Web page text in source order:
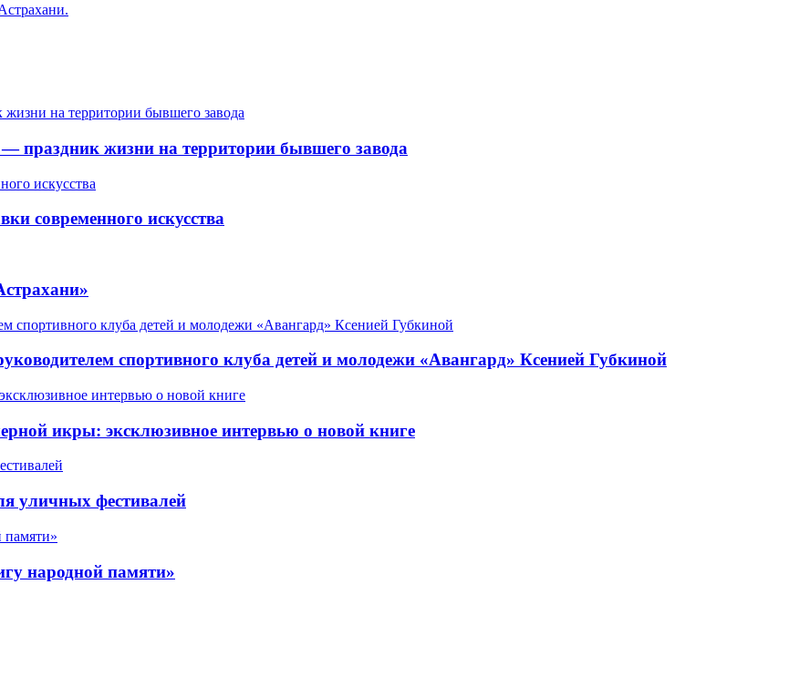
жизни на территории бывшего завода
современного искусства
спортивного клуба детей и молодежи «Авангард» Ксенией Губкиной
икры: эксклюзивное интервью о новой книге
уличных фестивалей
народной памяти»